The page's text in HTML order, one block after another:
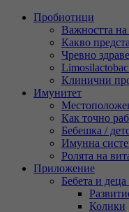
Пробиотици
Важността на
Какво
Чревно
Клинични
Имунитет
Как точно
Бебешка /
Имунна
Ролята на
Приложение
Бебета и
Колики